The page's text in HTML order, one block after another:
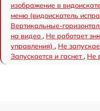
изображение в
меню (видоискатель
Вертикальные-
на видео , Не работает
управления) , Не
Запускается и гаснет, Не